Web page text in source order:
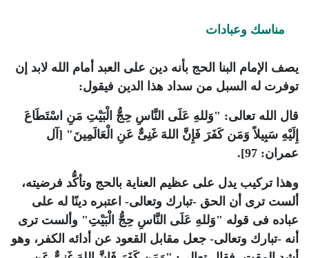
مناسك وعبادات
يصف الإمام البنا الحج بأنه دين على العبد أمام الله لابد إن
توفرت له السبل من سداد هذا الدين فيقول:
قال الله تعالى: "وَللهِ عَلَى النَّاسِ حِجُّ الْبَيْتِ مَنِ اسْتَطَاعَ
إِلَيْهِ سَبِيلاً وَمَن كَفَرَ فَإِنَّ اللهَ غَنِىٌّ عَنِ الْعَالَمِينَ" [آل
عمران: 97].
وهذا تركيب يدل على عظيم العناية بالحج وتأكُّد فرضيته،
ألست ترى أن الحق -تبارك وتعالى- اعتبره دينًا له على
عباده فى قوله "وَللهِ عَلَى النَّاسِ حِجُّ الْبَيْتِ" وألست ترى
أنه -تبارك وتعالى- جعل مقابل القعود عن أدائه الكفر، وهو